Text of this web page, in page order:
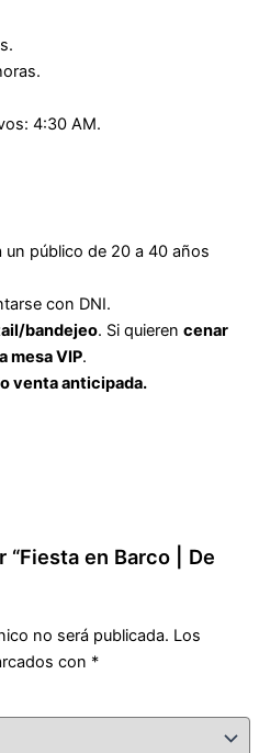
4:30 AM.
público de 20 a 40 años
con DNI.
bandejeo. Si quieren cenar
mesa VIP.
venta anticipada.
“Fiesta en Barco | De
no será publicada. Los
con *